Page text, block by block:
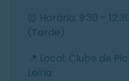
⏰ Horário: 9:30 –
(Tarde)
📍 Local: Clube de
Leiria